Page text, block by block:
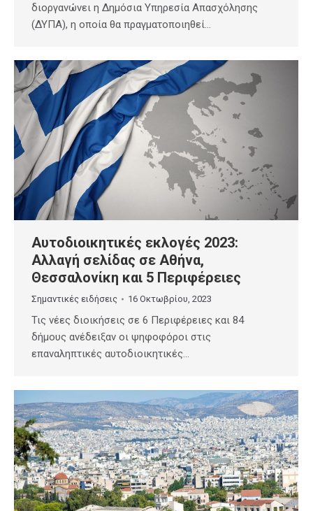
διοργανώνει η Δημόσια Υπηρεσία Απασχόλησης
(ΔΥΠΑ), η οποία θα πραγματοποιηθεί…
Αυτοδιοικητικές εκλογές 2023:
Αλλαγή σελίδας σε Αθήνα,
Θεσσαλονίκη και 5 Περιφέρειες
Σημαντικές ειδήσεις 16 Οκτωβρίου, 2023
Τις νέες διοικήσεις σε 6 Περιφέρειες και 84
δήμους ανέδειξαν οι ψηφοφόροι στις
επαναληπτικές αυτοδιοικητικές…